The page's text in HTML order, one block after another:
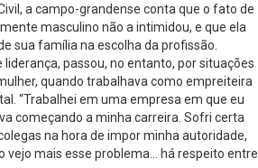
a campo-grandense conta que o fato de
masculino não a intimidou, e que ela
sua família na escolha da profissão.
passou, no entanto, por situações
quando trabalhava como empreiteira
“Trabalhei em uma empresa em que eu
começando a minha carreira. Sofri certa
na hora de impor minha autoridade,
vejo mais esse problema… há respeito entre